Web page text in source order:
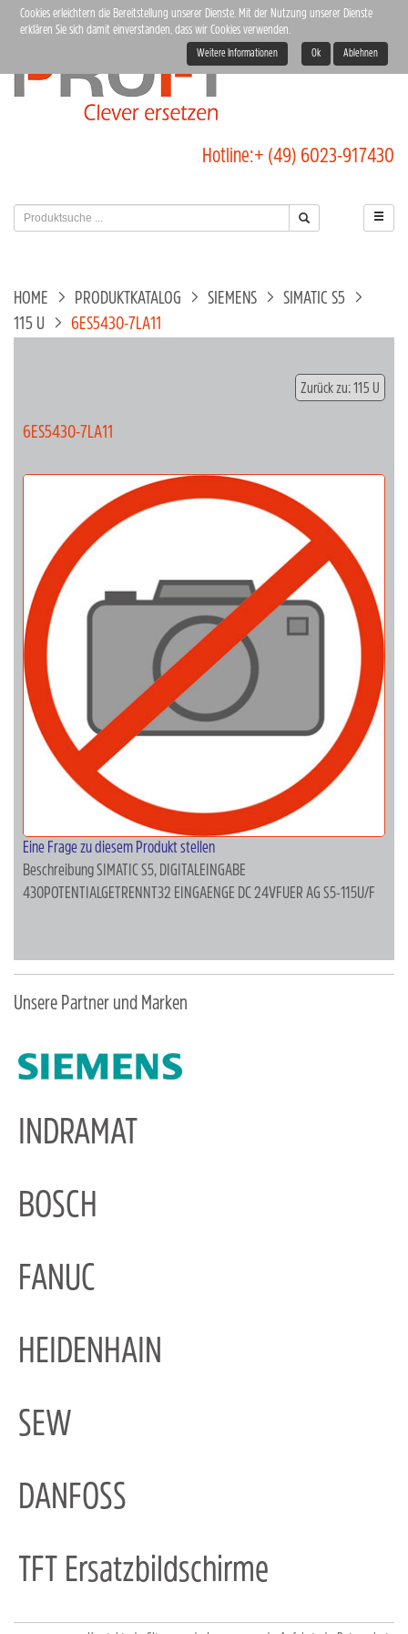
Hotline:+ (49) 6023-917430
HOME PRODUKTKATALOG SIEMENS
SIMATIC S5
115 U
6ES5430-7LA11
Zurück zu: 115 U
6ES5430-7LA11
Eine Frage zu diesem Produkt stellen
BeschreibungSIMATIC S5, DIGITALEINGABE
430POTENTIALGETRENNT32 EINGAENGE DC 24VFUER AG S5-115U/F
Unsere Partner und Marken
INDRAMAT
BOSCH
FANUC
HEIDENHAIN
SEW
DANFOSS
TFT Ersatzbildschirme
Cookies erleichtern die Bereitstellung unserer Dienste. Mit der Nutzung unserer Dienste
erklären Sie sich damit einverstanden, dass wir Cookies verwenden.
Weitere Informationen Ok Ablehnen